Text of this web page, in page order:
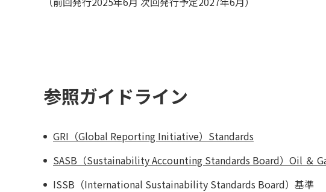
参照ガイドライン
GRI（Global Reporting Initiative）Standards
SASB（Sustainability Accounting Standards Board）Oil ＆
ISSB（International Sustainability Standards Board）基準